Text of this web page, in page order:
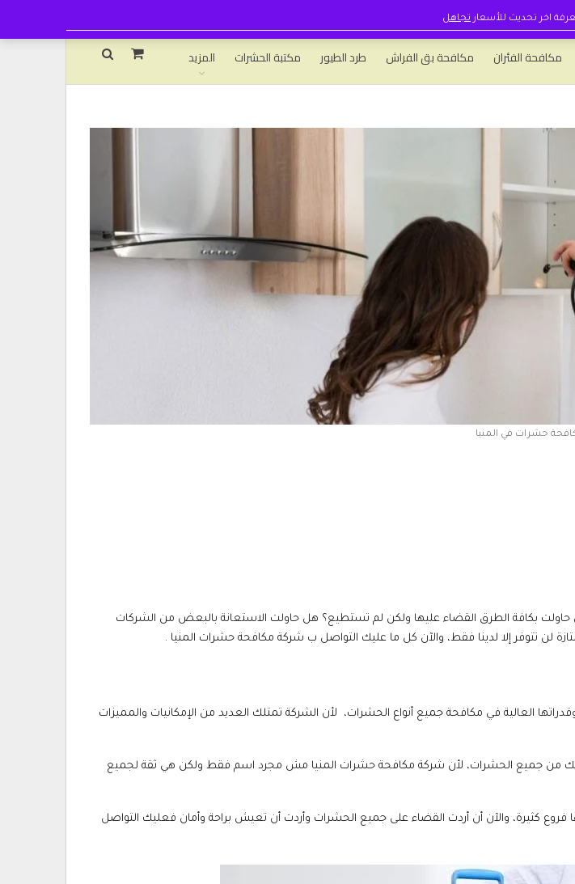
مكافحة الفئران مكافحة بق الفراش طرد الطيور مكتبة الحشرات المزيد
حشرات في المنيا
بكافة الطرق القضاء عليها ولكن لم تستطيع؟ هل حاولت الاستعانة بالبعض من الشركات
لن تتوفر إلا لدينا فقط، والآن كل ما عليك التواصل ب شركة مكافحة حشرات المنيا .
العالية في مكافحة جميع أنواع الحشرات، لأن الشركة تمتلك العديد من الإمكانيات والمميزات
من جميع الحشرات، لأن شركة مكافحة حشرات المنيا مش مجرد اسم فقط ولكن هي ثقة لجميع
كثيرة، والآن أن أردت القضاء على جميع الحشرات وأردت أن تعيش براحة وأمان فعليك التواصل
اخر تحديث للأسعار تجاهل